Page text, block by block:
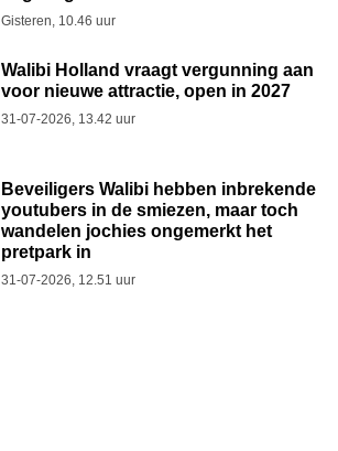
Gisteren, 10.46 uur
Walibi Holland vraagt vergunning aan
voor nieuwe attractie, open in 2027
31-07-2026, 13.42 uur
Beveiligers Walibi hebben inbrekende
youtubers in de smiezen, maar toch
wandelen jochies ongemerkt het
pretpark in
31-07-2026, 12.51 uur